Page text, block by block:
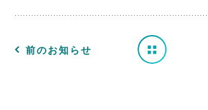
前のお知らせ
せ
一